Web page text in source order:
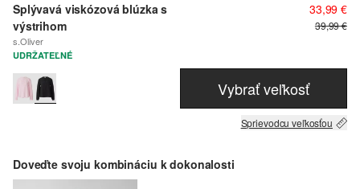
Splývavá viskózová blúzka s
výstrihom
s.Oliver
33,99 €
39,99 €
UDRŽATEĽNÉ
Vybrať veľkosť
Sprievodcu veľkosťou
Doveďte svoju kombináciu k dokonalosti